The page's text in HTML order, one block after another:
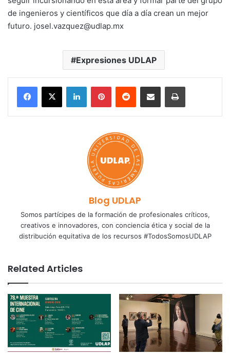
de ingenieros y científicos que día a día crean un mejor
futuro. josel.vazquez@udlap.mx
Expresiones UDLAP
LinkedInPinterestReddit Share via Email Print
Blog UDLAP
Somos partícipes de la formación de profesionales críticos,
creativos e innovadores, con conciencia ética y social de la
distribución equitativa de los recursos #TodosSomosUDLAP
Related Articles